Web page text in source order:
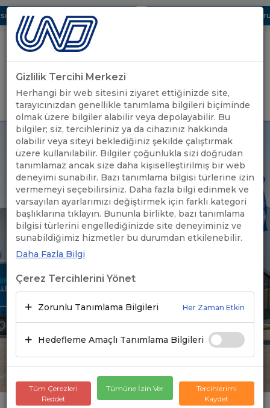
Dijital UBAK Bölümü Hakkında UND, Yunanistan Vize
Uluslararası Nakliyeciler Derneği
GİRİŞ YAP
Gizlilik Tercihi Merkezi
Herhangi bir web sitesini ziyaret ettiğinizde site,
tarayıcınızdan genellikle tanımlama bilgileri biçiminde
olmak üzere bilgiler alabilir veya depolayabilir. Bu
bilgiler; siz, tercihleriniz ya da cihazınız hakkında
olabilir veya siteyi beklediğiniz şekilde çalıştırmak
üzere kullanılabilir. Bilgiler çoğunlukla sizi doğrudan
tanımlamaz ancak size daha kişiselleştirilmiş bir web
deneyimi sunabilir. Bazı tanımlama bilgisi türlerine izin
vermemeyi seçebilirsiniz. Daha fazla bilgi edinmek ve
varsayılan ayarlarımızı değiştirmek için farklı kategori
başlıklarına tıklayın. Bununla birlikte, bazı tanımlama
bilgisi türlerini engellediğinizde site deneyiminiz ve
sunabildiğimiz hizmetler bu durumdan etkilenebilir.
Daha Fazla Bilgi
Çerez Tercihlerini Yönet
Zorunlu Tanımlama Bilgileri Her Zaman Etkin
Hedefleme Amaçlı Tanımlama Bilgileri
Tüm Çerezleri
Reddet
Tümüne İzin Ver
Tercihlerimi
Kaydet